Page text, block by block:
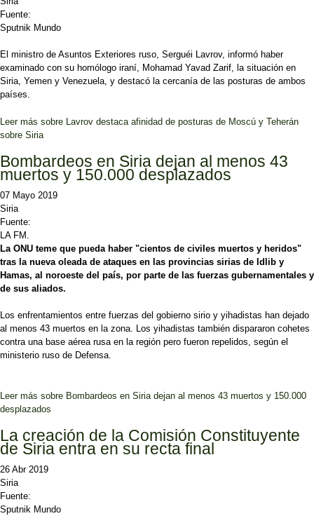
Fuente:
Sputnik Mundo
El ministro de Asuntos Exteriores ruso, Serguéi Lavrov, informó haber
examinado con su homólogo iraní, Mohamad Yavad Zarif, la situación en
Siria, Yemen y Venezuela, y destacó la cercanía de las posturas de ambos
países.
Leer más sobre Lavrov destaca afinidad de posturas de Moscú y Teherán
sobre Siria
Bombardeos en Siria dejan al menos 43
muertos y 150.000 desplazados
07 Mayo 2019
Siria
Fuente:
LA FM.
La ONU teme que pueda haber "cientos de civiles muertos y heridos"
tras la nueva oleada de ataques en las provincias sirias de Idlib y
Hamas, al noroeste del país, por parte de las fuerzas gubernamentales y
de sus aliados.
Los enfrentamientos entre fuerzas del gobierno sirio y yihadistas han dejado
al menos 43 muertos en la zona. Los yihadistas también dispararon cohetes
contra una base aérea rusa en la región pero fueron repelidos, según el
ministerio ruso de Defensa.
Leer más sobre Bombardeos en Siria dejan al menos 43 muertos y 150.000
desplazados
La creación de la Comisión Constituyente
de Siria entra en su recta final
26 Abr 2019
Siria
Fuente:
Sputnik Mundo